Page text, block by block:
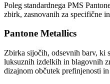
Poleg standardnega PMS
zbirk, zasnovanih za specifične
Pantone Metallics
Zbirka sijočih, odsevnih barv, ki
luksuznih izdelkih in blagovnih
dizajnom občutek prefinjenosti